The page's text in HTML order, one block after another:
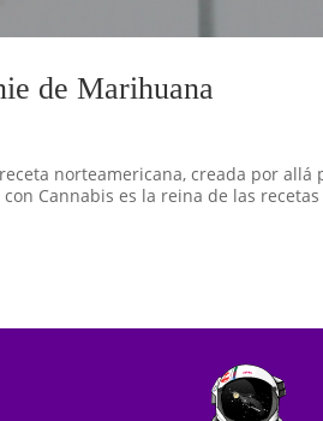
de Marihuana
norteamericana, creada por allá
Cannabis es la reina de las